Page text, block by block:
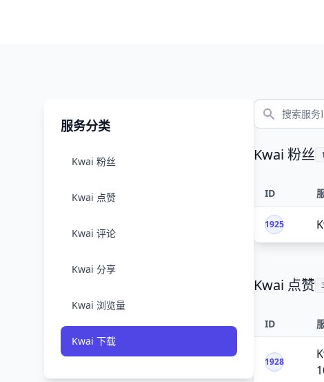
服务分类
Kwai 粉丝
Kwai 点赞
Kwai 评论
Kwai 分享
Kwai 浏览量
Kwai 下载
Kwai 粉丝
ID
1925
Kwai 点赞
ID
1928